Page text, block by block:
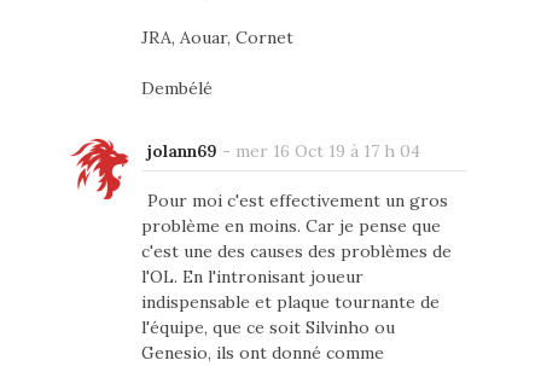
JRA, Aouar, Cornet
Dembélé
jolann69 - mer 16 Oct 19 à 17 h 04
Pour moi c'est effectivement un gros
problème en moins. Car je pense que
c'est une des causes des problèmes de
l'OL. En l'intronisant joueur
indispensable et plaque tournante de
l'équipe, que ce soit Silvinho ou
Genesio, ils ont donné comme